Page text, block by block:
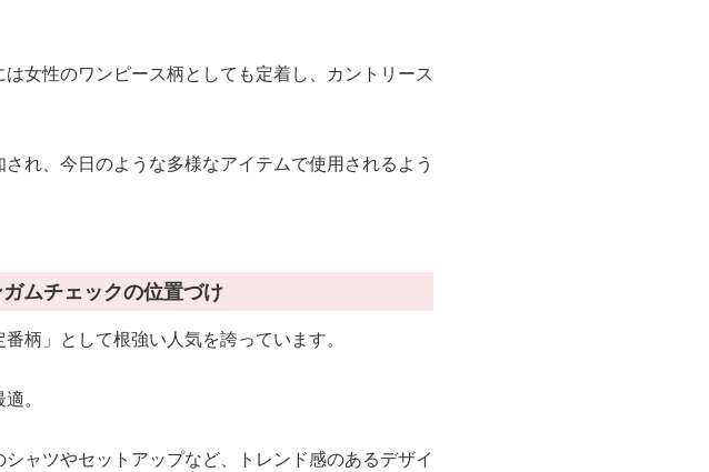
女性のワンピース柄としても定着し、カントリース
れ、今日のような多様なアイテムで使用されるよう
ムチェックの位置づけ
柄」として根強い人気を誇っています。
。
ャツやセットアップなど、トレンド感のあるデザイ